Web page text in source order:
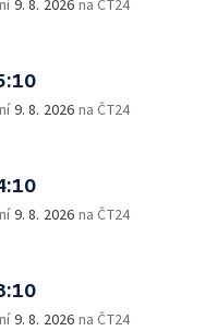
9. 8. 2026 na ČT24
9. 8. 2026 na ČT24
9. 8. 2026 na ČT24
9. 8. 2026 na ČT24